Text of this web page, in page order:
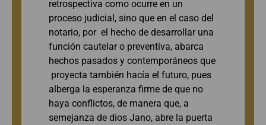
retrospectiva como ocurre en un
proceso judicial, sino que en el caso del
notario, por el hecho de desarrollar una
función cautelar o preventiva, abarca
hechos pasados y contemporáneos que
proyecta también hacía el futuro, pues
alberga la esperanza firme de que no
haya conflictos, de manera que, a
semejanza de dios Jano, abre la puerta